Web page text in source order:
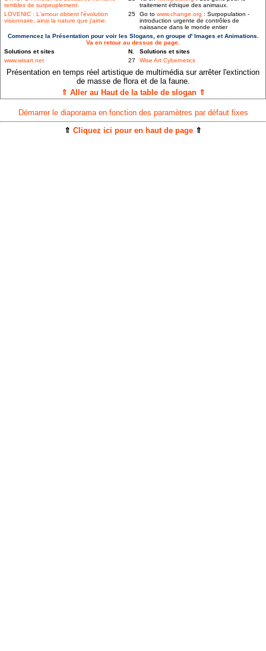
terribles de surpeuplement.
traitement éthique des animaux.
LOVENIC : L'amour obtient l'évolution
visionnaire, ainsi la nature que j'aime.
25 Go to www.change.org : Surpopulation -
introduction urgente de contrôles de
naissance dans le monde entier
Commencez la Présentation pour voir les Slogans, en groupe d' Images et Animations.
Va en retour au dessus de page.
Solutions et sites
N.
Solutions et sites
www.wisart.net
27 Wise Art Cybernetics
Présentation en temps réel artistique de multimédia sur arrêter l'extinction
de masse de flora et de la faune.
⇑ Aller au Haut de la table de slogan ⇑
Démarrer le diaporama en fonction des paramètres par défaut fixes
⇑ Cliquez ici pour en haut de page ⇑